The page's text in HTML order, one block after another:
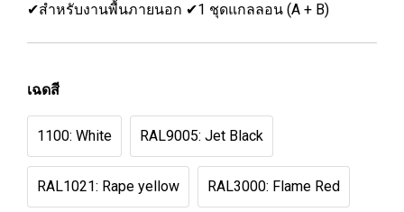
✔สำหรับงานพื้นภายนอก ✔1 ชุดแกลลอน (A + B)
เฉดสี
1100: White RAL9005: Jet Black
RAL1021: Rape yellow RAL3000: Flame Red